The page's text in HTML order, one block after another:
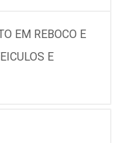
EM REBOCO E
E